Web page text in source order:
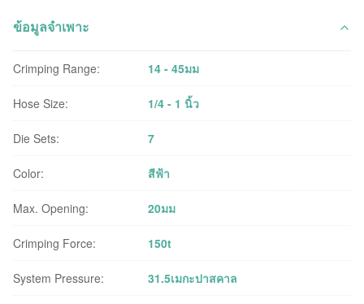
ข้อมูลจำเพาะ
Crimping Range: 14 - 45มม
Hose Size: 1/4 - 1 นิ้ว
Die Sets: 7
Color: สีฟ้า
Max. Opening: 20มม
Crimping Force: 150t
System Pressure: 31.5เมกะปาสคาล